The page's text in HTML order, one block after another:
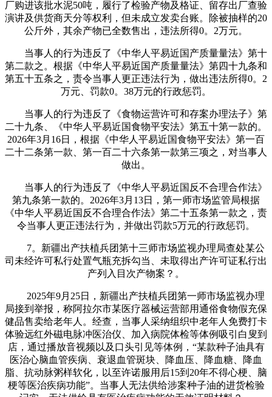
厂购进该批水泥50吨，履行了检验产物及格证、留存出厂查验
演讲及供货商天分等权利，但未成立发卖台账。除被抽样的20
公斤外，其余产物已全数售出，违法所得0。2万元。
当事人的行为违反了《中华人平易近国产质量量法》第十
第二款之。根据《中华人平易近国产质量量法》第四十九条和
第五十五条之，责令当事人更正违法行为，做出违法所得0。2
万元、罚款0。38万元的行政惩罚。
当事人的行为违反了《食物运营许可和存案办理法子》第
二十九条、《中华人平易近国食物平安法》第五十第一款的。
2026年3月16日，根据《中华人平易近国食物平安法》第一百
二十二条第一款、第一百二十六条第一款第三项之，对当事人
做出。
当事人的行为违反了《中华人平易近国反不合理合作法》
第九条第一款的。2026年3月13日，第一师市场监管局根据
《中华人平易近国反不合理合作法》第二十五条第一款之，责
令当事人更正违法行为，并做出罚款5万元的行政惩罚。
7。新疆出产扶植兵团第十三师市场监视办理局查处某公
司未经许可私行处置气瓶充拆勾当、未取得出产许可证私行出
产列入目次产物案？。
2025年9月25日，新疆出产扶植兵团第一师市场监视办理
局接到举报，称阿拉尔市某医疗器械运营部用通俗食物假充保
健品售卖给老年人。经查，当事人采纳组织中老年人免费打卡
体验远红外磁电脉冲医治仪、加入病院体检等体例吸引白叟到
店，通过播放音视频以及口头引见等体例，“某款种子油具有
医治心脑血管疾病、衰退血管斑块、降血压、降血糖、降血
脂、抗动脉粥样软化，以至许诺服用后15到20年不得心梗、脑
梗等医治疾病功能”。当事人无法供给涉案种子油的进货检验